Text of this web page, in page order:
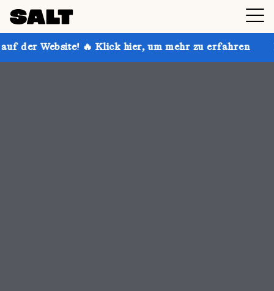
hier, um mehr zu erfahren Hol dir bis zu 30